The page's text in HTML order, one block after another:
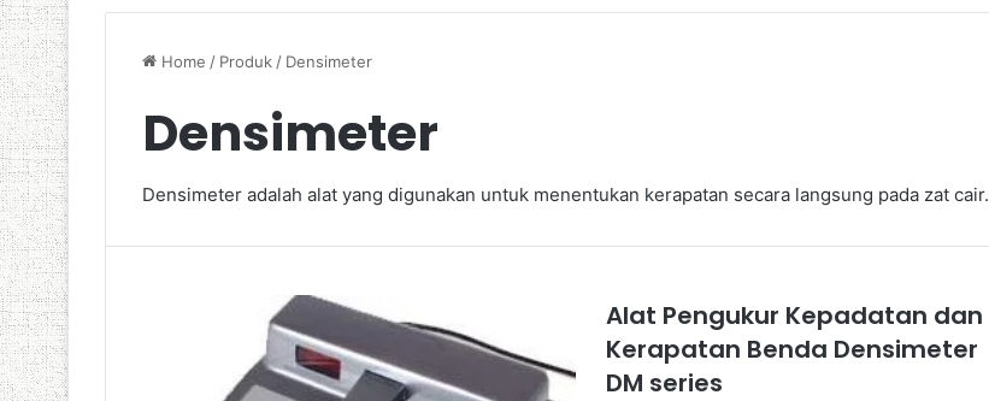
Home / Produk / Densimeter
Densimeter
Densimeter adalah alat yang digunakan untuk menentukan kerapatan secara langsung pada zat cair.
Alat Pengukur Kepadatan dan
Kerapatan Benda Densimeter
DM series